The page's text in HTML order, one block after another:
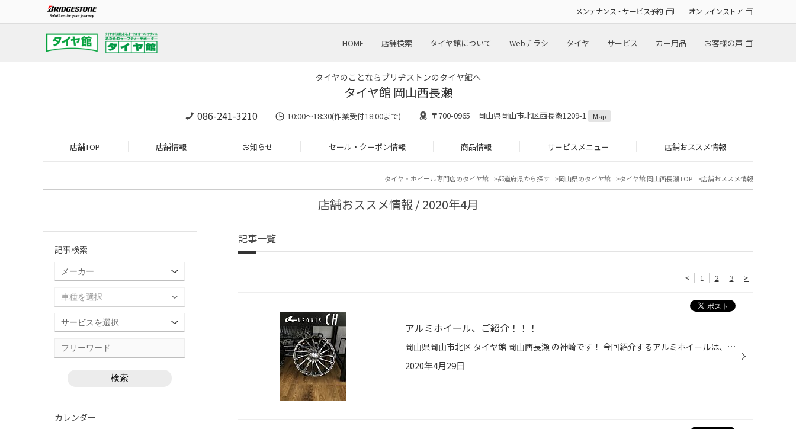
メンテナンス・サービス予約 オンラインストア
HOME 店舗検索 タイヤ館について Webチラシ タイヤ サービス カー用品 お客様の声
タイヤのことならブリヂストンのタイヤ館へ
タイヤ館 岡山西長瀬
086-241-3210 10:00〜18:30(作業受付18:00まで) 〒700-0965 岡山県岡山市北区西長瀬1209-1 Map
店舗TOP 店舗情報 お知らせ セール・クーポン情報 商品情報 サービスメニュー 店舗おススメ情報
タイヤ・ホイール専門店のタイヤ館 都道府県から探す 岡山県のタイヤ館 タイヤ館 岡山西長瀬TOP 店舗おススメ情報
店舗おススメ情報 / 2020年4月
記事一覧
< 1 2 3 >
アルミホイール、ご紹介！！！
岡山県岡山市北区 タイヤ館 岡山西長瀬 の神崎です！ 今回紹介するアルミホイールは、、、 レオニスシリーズ！！！ この輝き、体感してみてください！！！ サイズも豊富にございます！！！ お気軽にお問合せください！
2020年4月29日
記事検索
カレンダー